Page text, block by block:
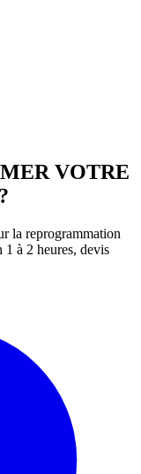
VOTRE
?
la reprogrammation
1 à 2 heures, devis